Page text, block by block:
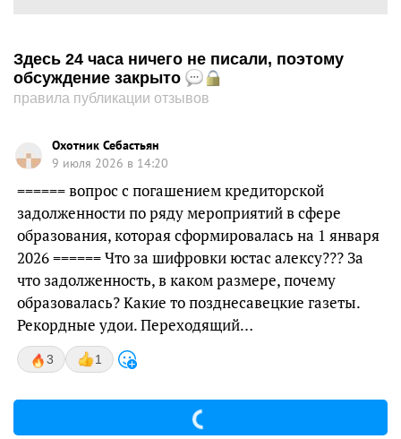
Здесь 24 часа ничего не писали, поэтому
обсуждение закрыто
правила публикации отзывов
Охотник Себастьян
9 июля 2026 в 14:20
====== вопрос с погашением кредиторской
задолженности по ряду мероприятий в сфере
образования, которая сформировалась на 1 января
2026 ====== Что за шифровки юстас алексу??? За
что задолженность, в каком размере, почему
образовалась? Какие то позднесавецкие газеты.
Рекордные удои. Переходящий…
3 1